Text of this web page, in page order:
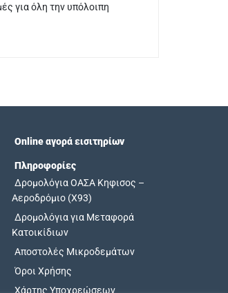
για όλη την υπόλοιπη
Online αγορά εισιτηρίων
Πληροφορίες
Δρομολόγια ΟΑΣΑ Κηφισος –
Αεροδρόμιο (X93)
Δρομολόγια για Μεταφορά
Κατοικίδιων
Αποστολές Μικροδεμάτων
Όροι Χρήσης
Χάρτης Υποχρεώσεων